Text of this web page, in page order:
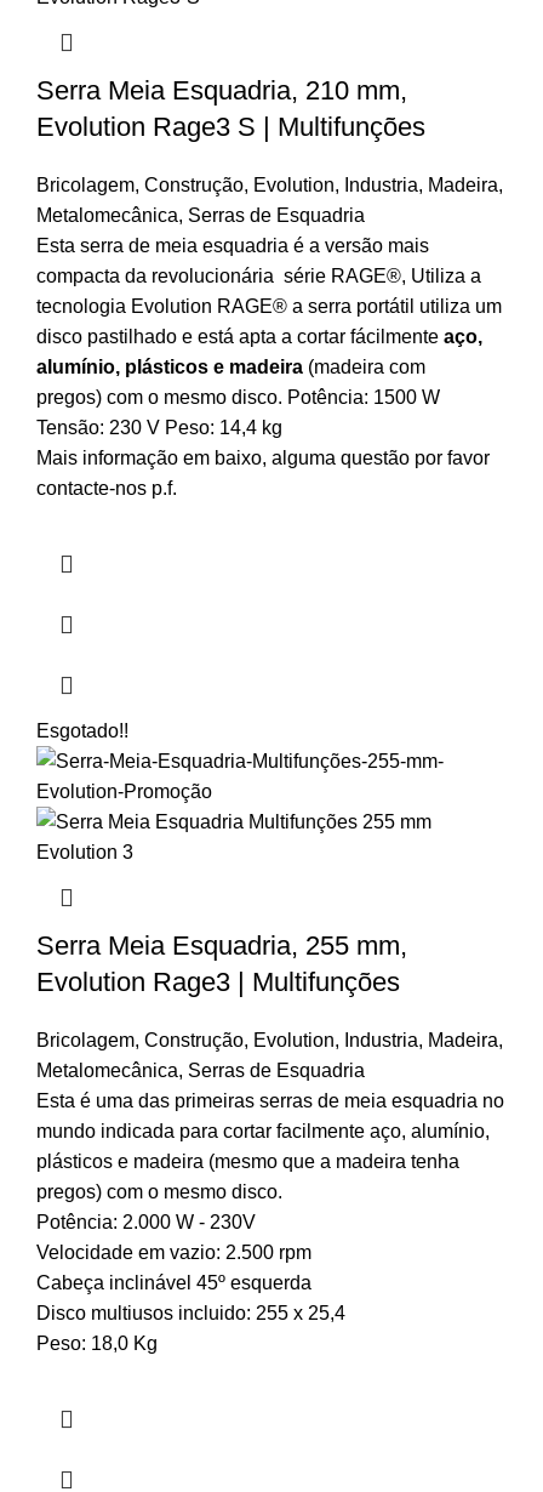
Serra Meia Esquadria, 210 mm,
Evolution Rage3 S | Multifunções
Bricolagem, Construção, Evolution, Industria, Madeira,
Metalomecânica, Serras de Esquadria
Esta serra de meia esquadria é a versão mais
compacta da revolucionária série RAGE®, Utiliza a
tecnologia Evolution RAGE® a serra portátil utiliza um
disco pastilhado e está apta a cortar fácilmente aço,
alumínio, plásticos e madeira (madeira com
pregos) com o mesmo disco. Potência: 1500 W
Tensão: 230 V Peso: 14,4 kg
Mais informação em baixo, alguma questão por favor
contacte-nos p.f.
Esgotado!!
Serra Meia Esquadria, 255 mm,
Evolution Rage3 | Multifunções
Bricolagem, Construção, Evolution, Industria, Madeira,
Metalomecânica, Serras de Esquadria
Esta é uma das primeiras serras de meia esquadria no
mundo indicada para cortar facilmente aço, alumínio,
plásticos e madeira (mesmo que a madeira tenha
pregos) com o mesmo disco.
Potência: 2.000 W - 230V
Velocidade em vazio: 2.500 rpm
Cabeça inclinável 45º esquerda
Disco multiusos incluido: 255 x 25,4
Peso: 18,0 Kg